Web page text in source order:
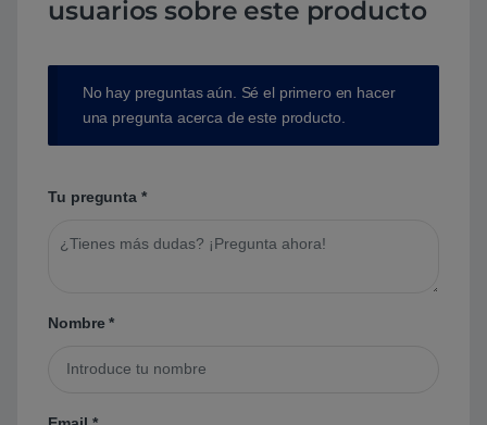
usuarios sobre este producto
No hay preguntas aún. Sé el primero en hacer
una pregunta acerca de este producto.
Tu pregunta *
Nombre*